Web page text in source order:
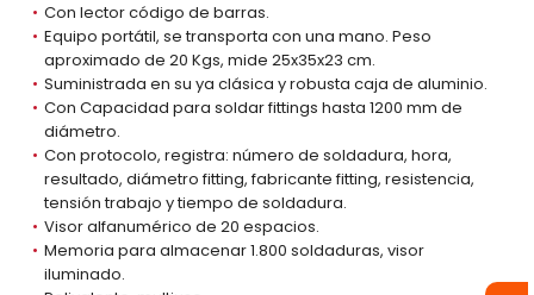
Con lector código de barras.
Equipo portátil, se transporta con una mano. Peso
aproximado de 20 Kgs, mide 25x35x23 cm.
Suministrada en su ya clásica y robusta caja de aluminio.
Con Capacidad para soldar fittings hasta 1200 mm de
diámetro.
Con protocolo, registra: número de soldadura, hora,
resultado, diámetro fitting, fabricante fitting, resistencia,
tensión trabajo y tiempo de soldadura.
Visor alfanumérico de 20 espacios.
Memoria para almacenar 1.800 soldaduras, visor
iluminado.